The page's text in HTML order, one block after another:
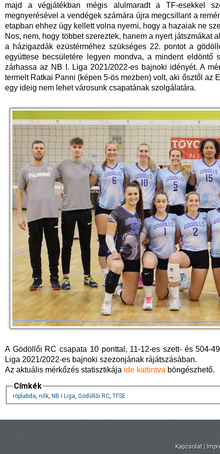
majd a végjátékban mégis alulmaradt a TF-esekkel
megnyerésével a vendégek számára újra megcsillant a
etapban ehhez úgy kellett volna nyerni, hogy a hazaiak ne
Nos, nem, hogy többet szereztek, hanem a nyert játszmákat
a házigazdák ezüstérméhez szükséges 22. pontot a
együttese becsületére legyen mondva, a mindent eldöntő
zárhassa az NB I. Liga 2021/2022-es bajnoki idényét. A
termelt Ratkai Panni (képen 5-ös mezben) volt, aki ősztől az
egy ideig nem lehet városunk csapatának szolgálatára.
A Gödöllői RC csapata 10 ponttal, 11-12-es szett- és 504-
Liga 2021/2022-es bajnoki szezonjának rájátszásában.
Az aktuális mérkőzés statisztikája ide kattintva böngészhető.
Címkék
röplabda, nők, NB I Liga, Gödöllői RC, TFSE
Kapcsolat |